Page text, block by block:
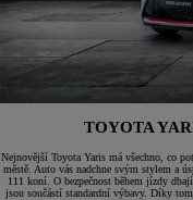
TOYOTA
Nejnovější Toyota Yaris má všechno, co
městě. Auto vás nadchne svým stylem a
111 koní. O bezpečnost během jízdy
jsou součástí standardní výbavy. Díky